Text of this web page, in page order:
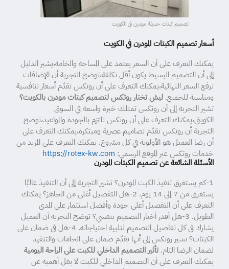
تصميم كبتات حديثة مودرن في الكويت
أسعار تصميم الكبتات المودرن في الكويت
يمكنك التعرف على أن السعر يعتمد على المساحة والخامة،يشير الدليل
إلى أن التصميم البسيط يكون أقل تكلفة،توضح التجربة أن الإضافات
ترفع السعر النهائية،يمكنك التعرف على أن روتكس تقدّم أسعار تنافسية
ومناسبة للجميع. ليش تختار روتكس لتصميم كبتات مودرن بالكويت؟
تشير التجربة إلى أن روتكس تمتلك خبرة واسعة في السوق
الكويتي،يمكنك التعرف على أن روتكس تلتزم بالجودة والمواعيد،توضح
التجربة أن روتكس تقدّم تصاميم عصرية ومبتكرة،يمكنك التعرف على
أن رضا العميل هو الأولوية في كل مشروع. يمكنك التعرف على المزيد من
خدمات روتكس عبر الموقع الرسمي: https://rotex-kw.com
الأسئلة الشائعة عن تصميم الكبتات المودرن
1-كم يستغرق تنفيذ الكبت المودرن؟ تشير التجربة إلى أن التنفيذ غالبًا
يستغرق من 7 إلى 14 يوم. 2-هل التفصيل أغلى من الجاهز؟ يمكنك
التعرف على أن التفصيل أعلى جودة وأفضل استثمار على المدى
الطويل. 3-هل أقدر أختار التصميم بنفسي؟ توضح التجربة أن العميل
يشارك في كل تفاصيل التصميم لتلبية احتياجاته. 4-هل في ضمان على
الكبتات؟ تشير روتكس إلى أنها تقدّم ضمان على الخامات والتنفيذ
لضمان الرضا التام.تأثير التصميم الداخلي للكبت على الراحة اليومية
يمكنك التعرف على أن التصميم الداخلي للكبت لا يقل أهمية عن